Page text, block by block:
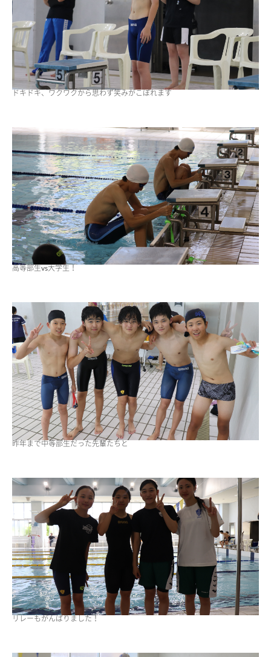
地の塩、世の光（スクールモットー）
ドキドキ、ワクワクから思わず笑みがこぼれます
高等部生vs大学生！
昨年まで中等部生だった先輩たちと
リレーもがんばりました！